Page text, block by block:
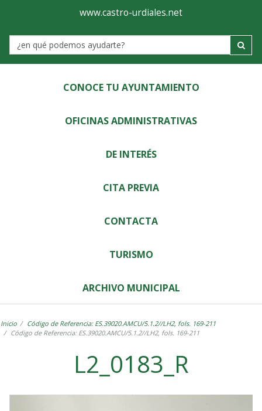
Ayuntamiento
de
Castro-
Urdiales
www.castro-urdiales.net
Label
CONOCE TU AYUNTAMIENTO
OFICINAS ADMINISTRATIVAS
DE INTERÉS
CITA PREVIA
CONTACTA
TURISMO
ARCHIVO MUNICIPAL
Inicio
Código de Referencia: ES.39020.AMCU/5.1.2//LH2, fols. 169-211
Código de Referencia: ES.39020.AMCU/5.1.2//LH2, fols. 169-211
L2_0183_R